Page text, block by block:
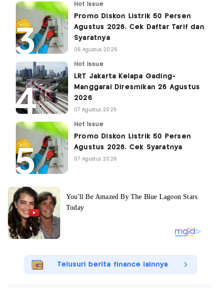
Hot Issue
Promo Diskon Listrik 50 Persen
Agustus 2026, Cek Daftar Tarif dan
Syaratnya
06 Agustus 2026
Hot Issue
LRT Jakarta Kelapa Gading-
Manggarai Diresmikan 26 Agustus
2026
07 Agustus 2026
Hot Issue
Promo Diskon Listrik 50 Persen
Agustus 2026, Cek Syaratnya
07 Agustus 2026
Telusuri berita finance lainnya